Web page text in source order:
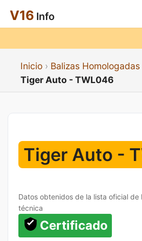
V16 Info
Inicio
Balizas Homologadas
Tiger Auto - TWL046
Tiger Auto -
Datos obtenidos de la lista oficial
técnica
Certificado